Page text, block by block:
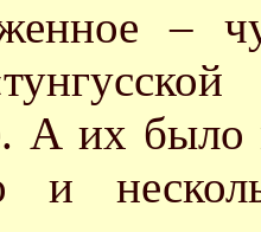
–
А их
и